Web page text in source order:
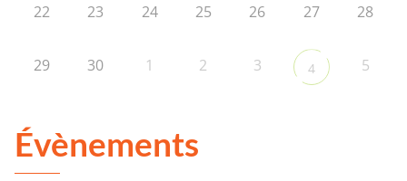
22 23 24 25 26 27 28
29 30 1 2 3 4 5
Évènements